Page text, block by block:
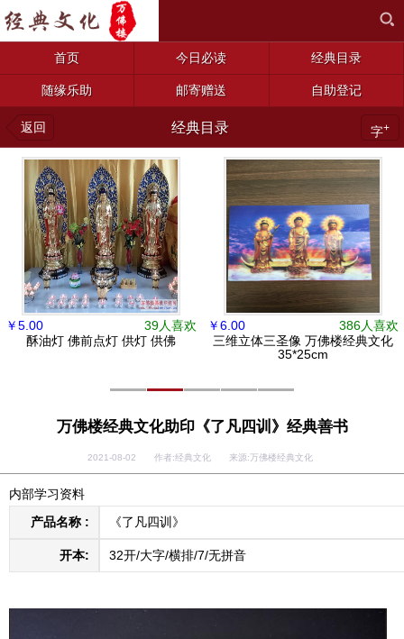
首页 今日必读 经典目录
随缘乐助 邮寄赠送 自助登记
返回 经典目录 字+
39人喜欢
￥5.00
酥油灯 佛前点灯 供灯 供佛
386人喜欢
￥6.00
三维立体三圣像 万佛楼经典文化
35*25cm
万佛楼经典文化助印《了凡四训》经典善书
2021-08-02 作者:经典文化 来源:万佛楼经典文化
内部学习资料
产品名称 :
《了凡四训》
开本: 32开/大字/横排/7/无拼音